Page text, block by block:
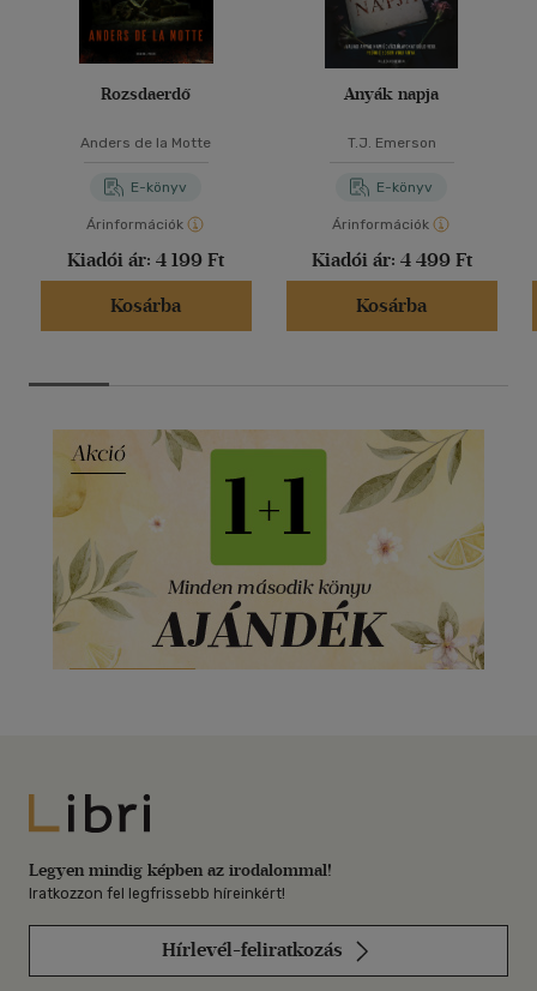
Rozsdaerdő
Anders de la Motte
E-könyv
Árinformációk
Kiadói ár: 4 199 Ft
Kosárba
Anyák napja
T.J. Emerson
E-könyv
Árinformációk
Kiadói ár: 4 499 Ft
Kosárba
Libri
Legyen mindig képben az irodalommal!
Iratkozzon fel legfrissebb híreinkért!
Hírlevél-feliratkozás